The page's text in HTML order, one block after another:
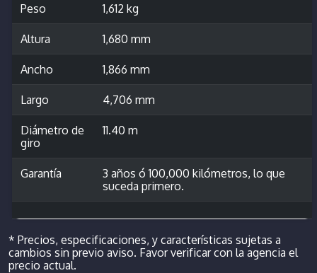
Peso 1,612 kg
Altura 1,680 mm
Ancho 1,866 mm
Largo 4,706 mm
Diámetro de
giro
11.40 m
Garantía
3 años ó 100,000 kilómetros, lo que
suceda primero.
* Precios, especificaciones, y características sujetas a
cambios sin previo aviso. Favor verificar con la agencia el
precio actual.